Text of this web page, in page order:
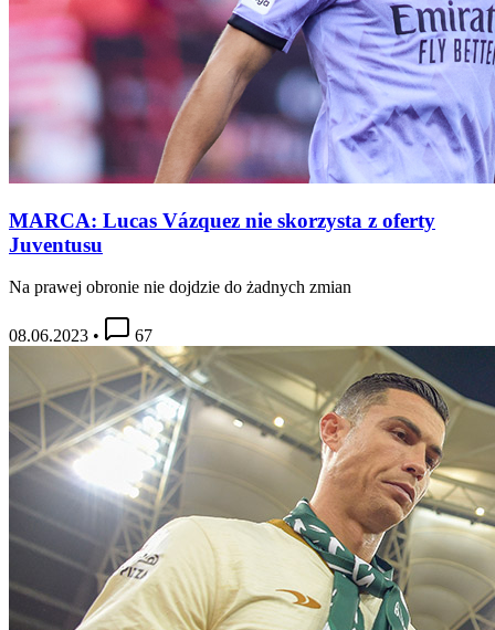
MARCA: Lucas Vázquez nie skorzysta z oferty
Juventusu
Na prawej obronie nie dojdzie do żadnych zmian
08.06.2023 • 67